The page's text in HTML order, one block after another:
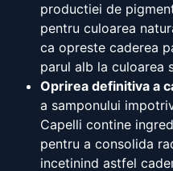
productiei de
pentru culoarea
ca opreste caderea
parul alb la culoarea
Oprirea definitiva a
a samponului
Capelli contine
pentru a consolida
incetinind astfel